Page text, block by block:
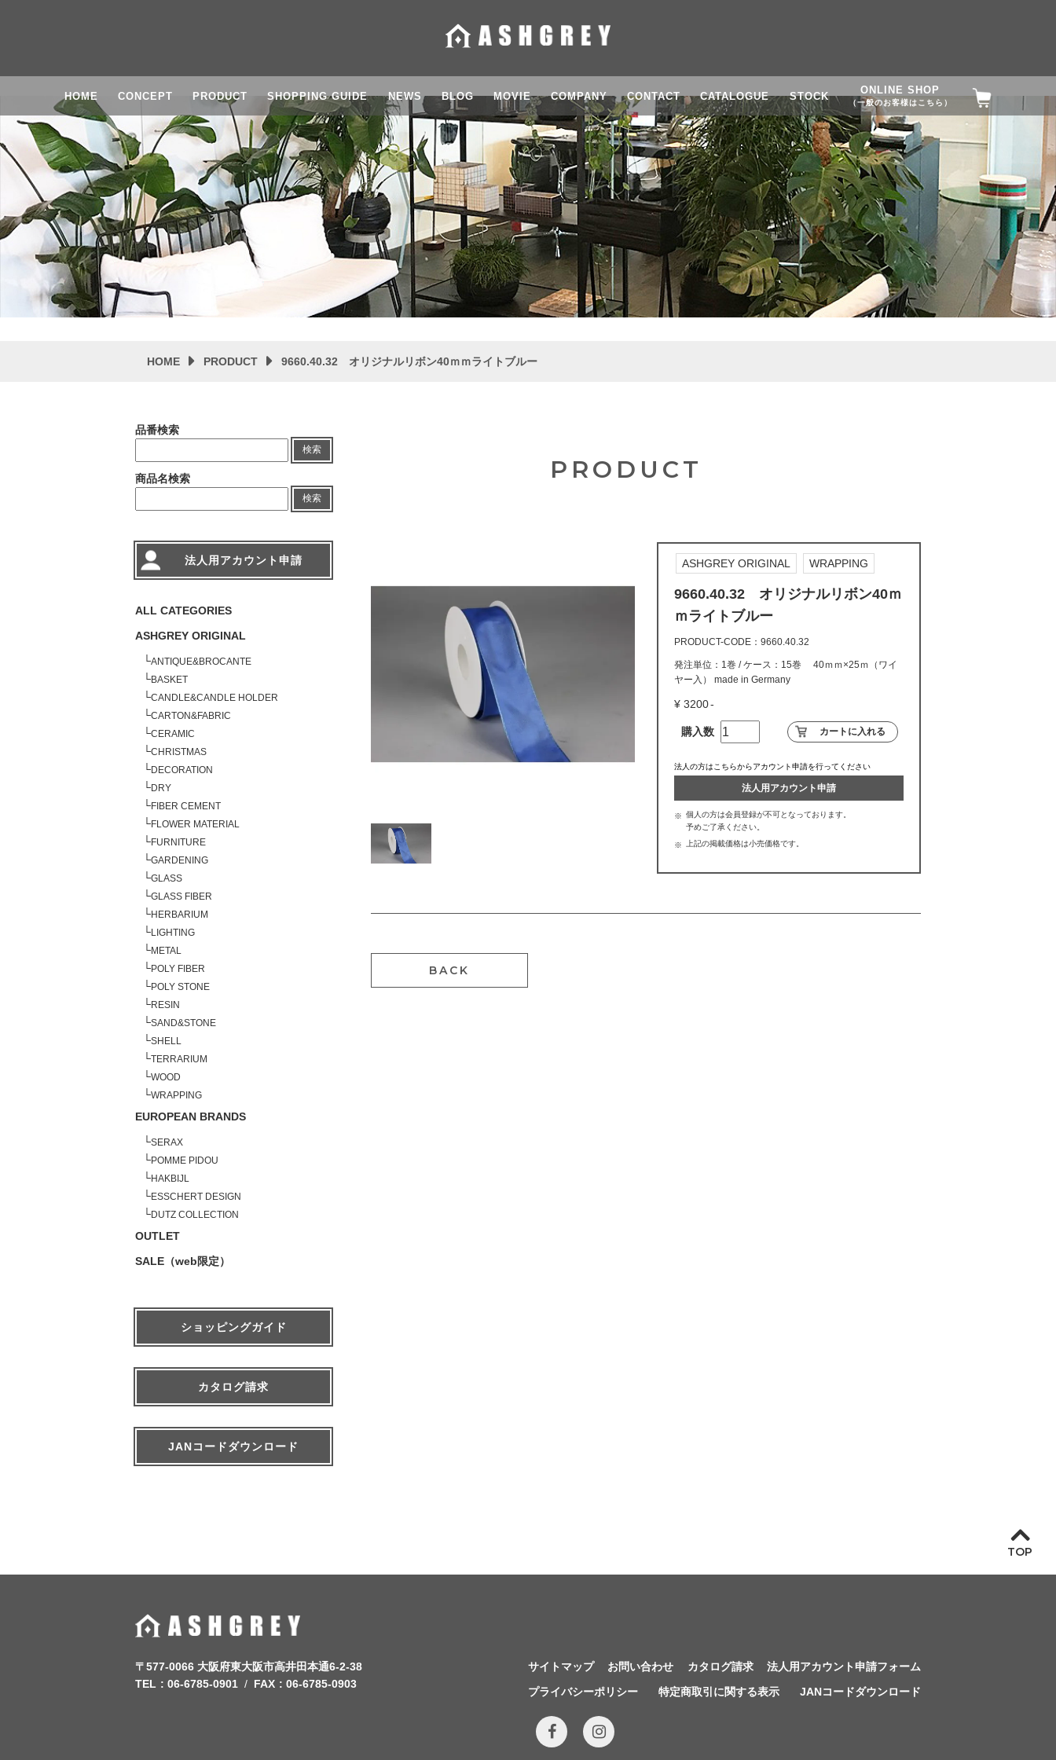
HOME CONCEPT PRODUCT SHOPPING GUIDE NEWS BLOG MOVIE COMPANY CONTACT CATALOGUE STOCK
ONLINE SHOP
（一般のお客様はこちら）
HOME PRODUCT 9660.40.32 オリジナルリボン40ｍｍライトブルー
品番検索
検索
商品名検索
検索
PRODUCT
ASHGREY ORIGINAL WRAPPING
9660.40.32 オリジナルリボン40ｍ
ｍライトブルー
PRODUCT-CODE 9660.40.32
発注単位：1巻 / ケース：15巻 40ｍｍ×25ｍ（ワイ
ヤー入） made in Germany
3200
購入数
法人の方はこちらからアカウント申請を行ってください
法人用アカウント申請
個人の方は会員登録が不可となっております。
予めご了承ください。
上記の掲載価格は小売価格です。
BACK
法人用アカウント申請
ALL CATEGORIES
ASHGREY ORIGINAL
└ANTIQUE&BROCANTE
└BASKET
└CANDLE&CANDLE HOLDER
└CARTON&FABRIC
└CERAMIC
└CHRISTMAS
└DECORATION
└DRY
└FIBER CEMENT
└FLOWER MATERIAL
└FURNITURE
└GARDENING
└GLASS
└GLASS FIBER
└HERBARIUM
└LIGHTING
└METAL
└POLY FIBER
└POLY STONE
└RESIN
└SAND&STONE
└SHELL
└TERRARIUM
└WOOD
└WRAPPING
EUROPEAN BRANDS
└SERAX
└POMME PIDOU
└HAKBIJL
└ESSCHERT DESIGN
└DUTZ COLLECTION
OUTLET
SALE（web限定）
ショッピングガイド
カタログ請求
JANコードダウンロード
TOP
〒577-0066 大阪府東大阪市高井田本通6-2-38
TEL
06-6785-0901 FAX 06-6785-0903
サイトマップ お問い合わせ カタログ請求
法人用アカウント申請フォーム
プライバシーポリシー
特定商取引に関する表示 JANコードダウンロード